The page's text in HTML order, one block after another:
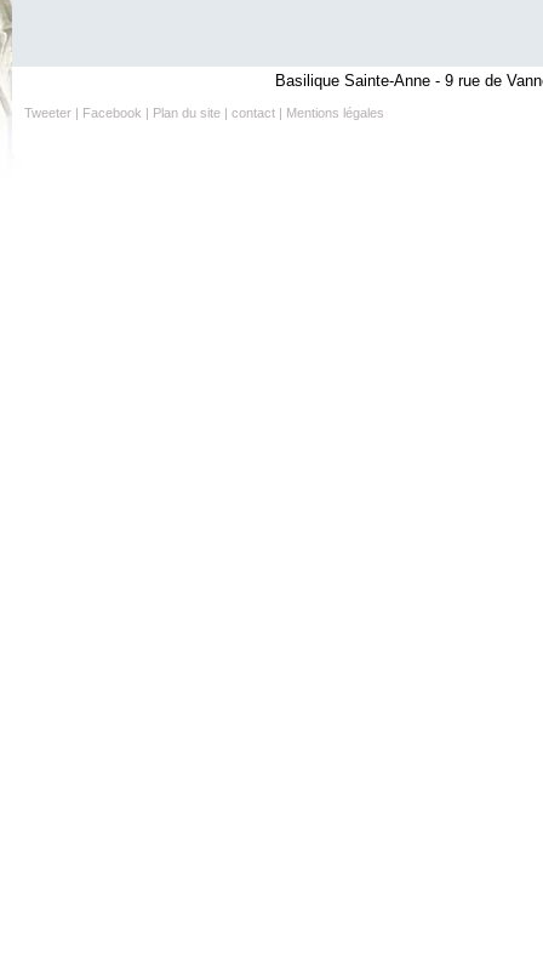
Basilique Sainte-Anne - 9 rue de
Tweeter | Facebook | Plan du site | contact | Mentions légales